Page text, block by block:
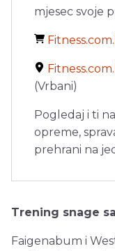
mjesec svoje
(Vrbani)
Pogledaj i ti
opreme,
prehrani na
Trening snage
Faigenabum i